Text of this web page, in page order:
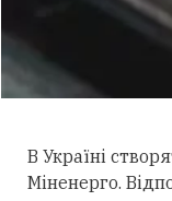
В Україні
Міненерго.